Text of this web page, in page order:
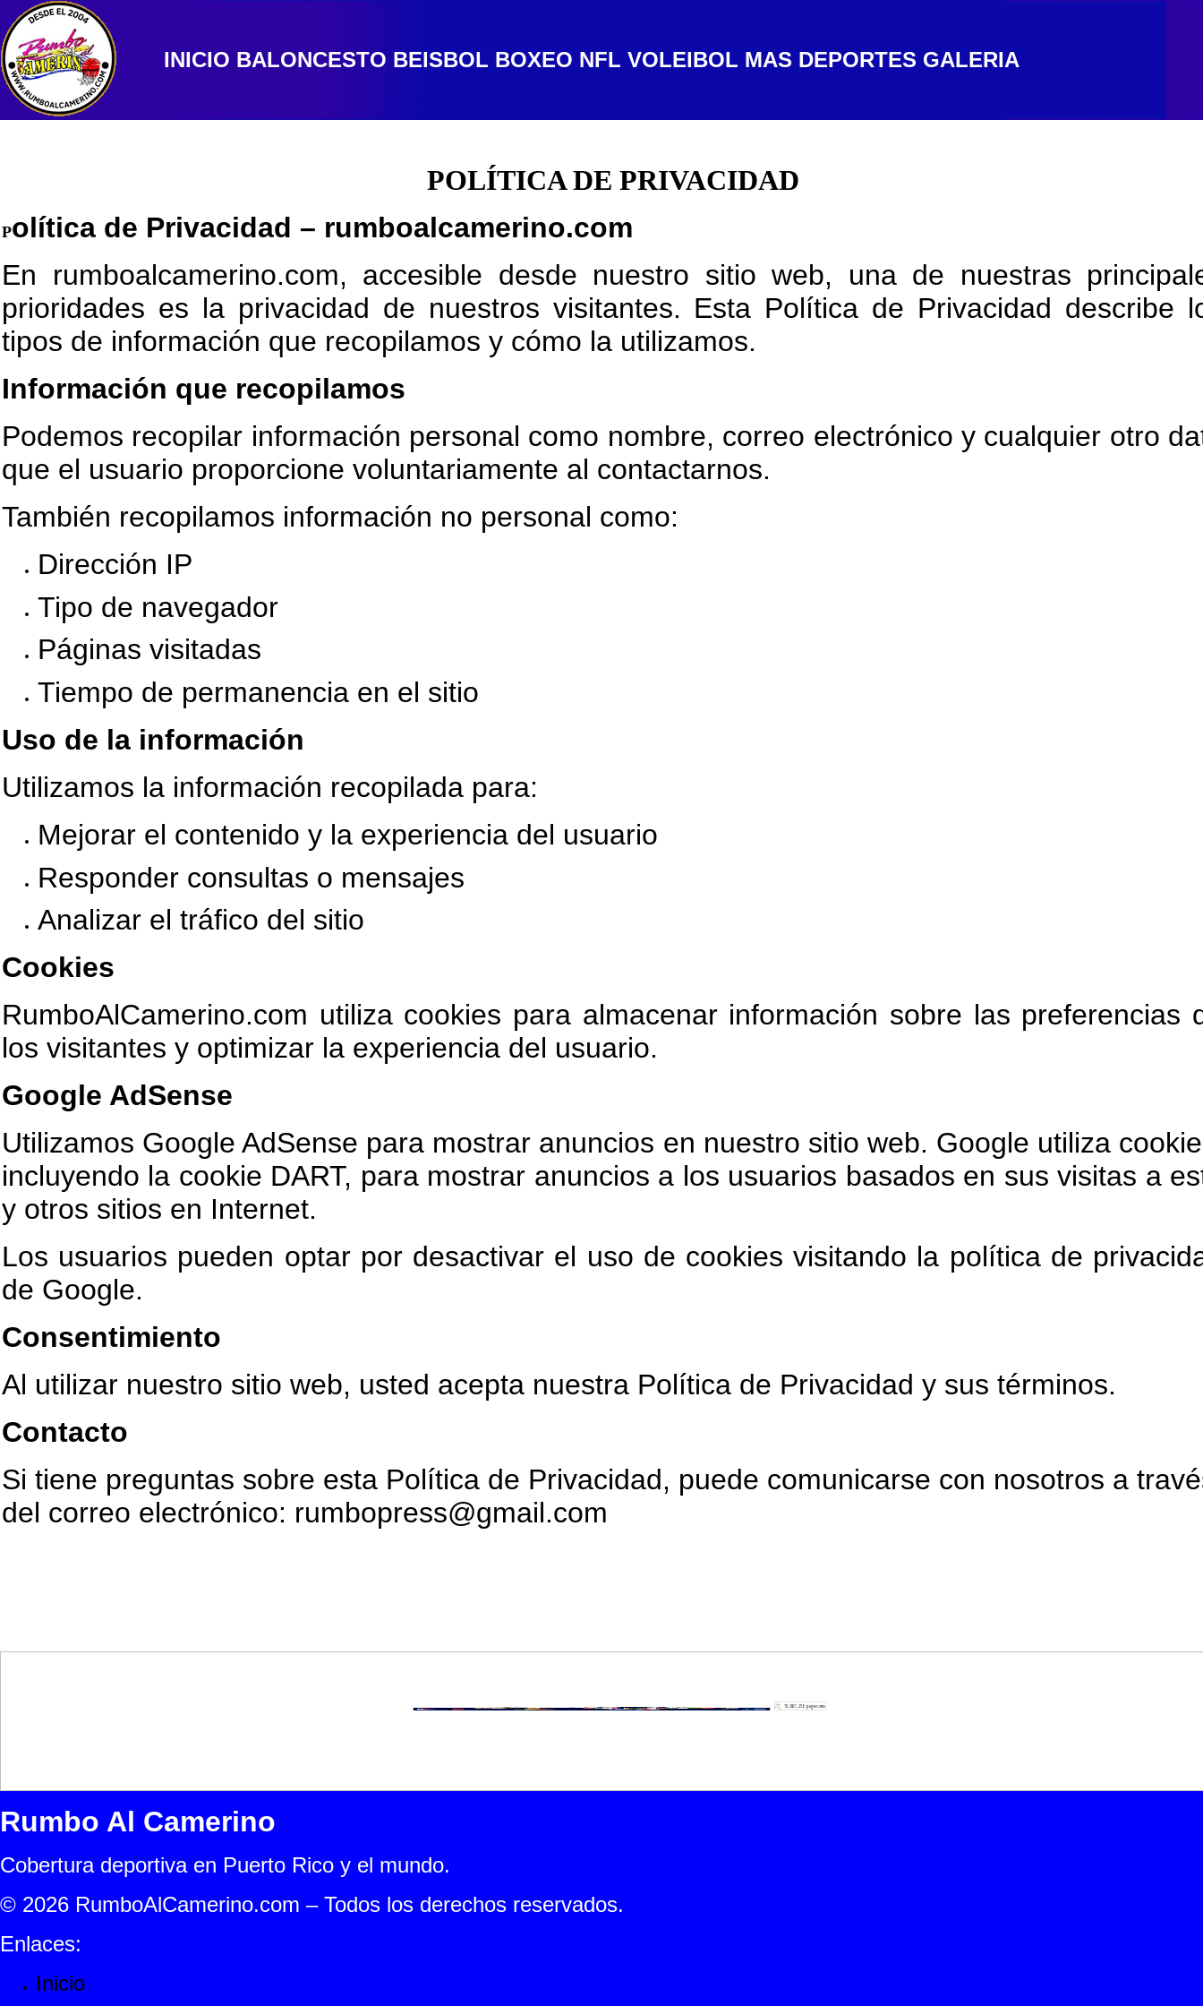
INICIO BALONCESTO BEISBOL BOXEO NFL VOLEIBOL MAS DEPORTES GALERIA
POLÍTICA DE PRIVACIDAD
Política de Privacidad – rumboalcamerino.com
En rumboalcamerino.com, accesible desde nuestro sitio web, una de nuestras
prioridades es la privacidad de nuestros visitantes. Esta Política de Privacidad describe
tipos de información que recopilamos y cómo la utilizamos.
Información que recopilamos
Podemos recopilar información personal como nombre, correo electrónico y cualquier otro
que el usuario proporcione voluntariamente al contactarnos.
También recopilamos información no personal como:
Dirección IP
Tipo de navegador
Páginas visitadas
Tiempo de permanencia en el sitio
Uso de la información
Utilizamos la información recopilada para:
Mejorar el contenido y la experiencia del usuario
Responder consultas o mensajes
Analizar el tráfico del sitio
Cookies
RumboAlCamerino.com utiliza cookies para almacenar información sobre las preferencias
los visitantes y optimizar la experiencia del usuario.
Google AdSense
Utilizamos Google AdSense para mostrar anuncios en nuestro sitio web. Google utiliza
incluyendo la cookie DART, para mostrar anuncios a los usuarios basados en sus visitas a
y otros sitios en Internet.
Los usuarios pueden optar por desactivar el uso de cookies visitando la política de
de Google.
Consentimiento
Al utilizar nuestro sitio web, usted acepta nuestra Política de Privacidad y sus términos.
Contacto
Si tiene preguntas sobre esta Política de Privacidad, puede comunicarse con nosotros a
del correo electrónico: rumbopress@gmail.com
Rumbo Al Camerino
Cobertura deportiva en Puerto Rico y el mundo.
© 2026 RumboAlCamerino.com – Todos los derechos reservados.
Enlaces:
Inicio